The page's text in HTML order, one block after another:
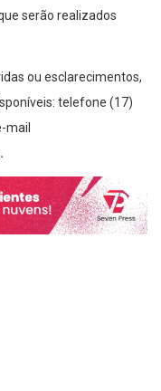
serão realizados
ou esclarecimentos,
telefone (17)
mail
.